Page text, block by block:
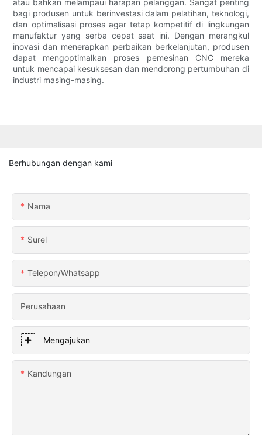
atau bahkan melampaui harapan pelanggan. Sangat penting
bagi produsen untuk berinvestasi dalam pelatihan, teknologi,
dan optimalisasi proses agar tetap kompetitif di lingkungan
manufaktur yang serba cepat saat ini. Dengan merangkul
inovasi dan menerapkan perbaikan berkelanjutan, produsen
dapat mengoptimalkan proses pemesinan CNC mereka
untuk mencapai kesuksesan dan mendorong pertumbuhan di
industri masing-masing.
Berhubungan dengan kami
Nama
Surel
Telepon/whatsapp
Perusahaan
Mengajukan
Kandungan